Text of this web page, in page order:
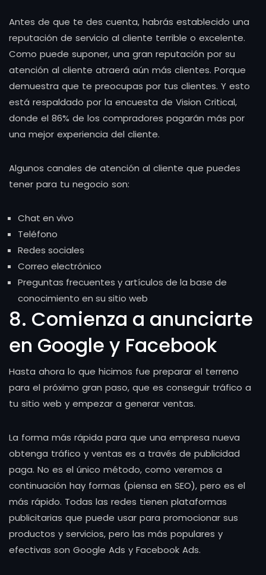
Antes de que te des cuenta, habrás establecido una
reputación de servicio al cliente terrible o excelente.
Como puede suponer, una gran reputación por su
atención al cliente atraerá aún más clientes. Porque
demuestra que te preocupas por tus clientes. Y esto
está respaldado por la encuesta de Vision Critical,
donde el 86% de los compradores pagarán más por
una mejor experiencia del cliente.
Algunos canales de atención al cliente que puedes
tener para tu negocio son:
Chat en vivo
Teléfono
Redes sociales
Correo electrónico
Preguntas frecuentes y artículos de la base de
conocimiento en su sitio web
8. Comienza a anunciarte
en Google y Facebook
Hasta ahora lo que hicimos fue preparar el terreno
para el próximo gran paso, que es conseguir tráfico a
tu sitio web y empezar a generar ventas.
La forma más rápida para que una empresa nueva
obtenga tráfico y ventas es a través de publicidad
paga. No es el único método, como veremos a
continuación hay formas (piensa en SEO), pero es el
más rápido. Todas las redes tienen plataformas
publicitarias que puede usar para promocionar sus
productos y servicios, pero las más populares y
efectivas son Google Ads y Facebook Ads.